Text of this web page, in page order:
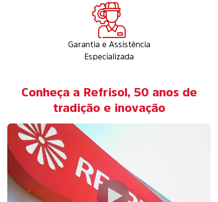
Garantia e Assistência
Especializada
Conheça a Refrisol, 50 anos de
tradição e inovação